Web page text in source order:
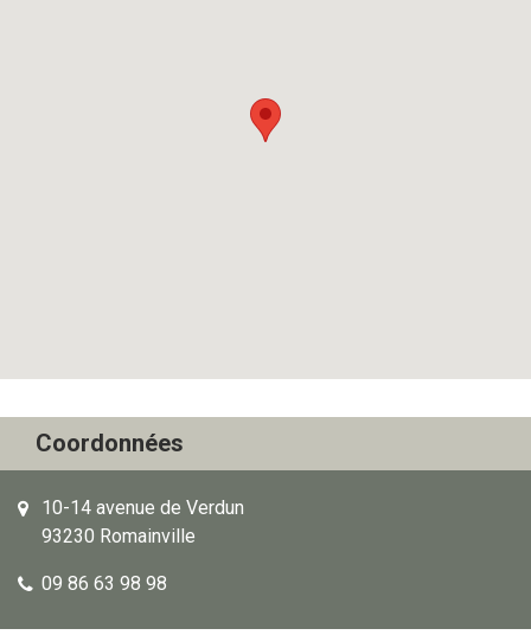
Coordonnées
10-14 avenue de Verdun
93230 Romainville
09 86 63 98 98